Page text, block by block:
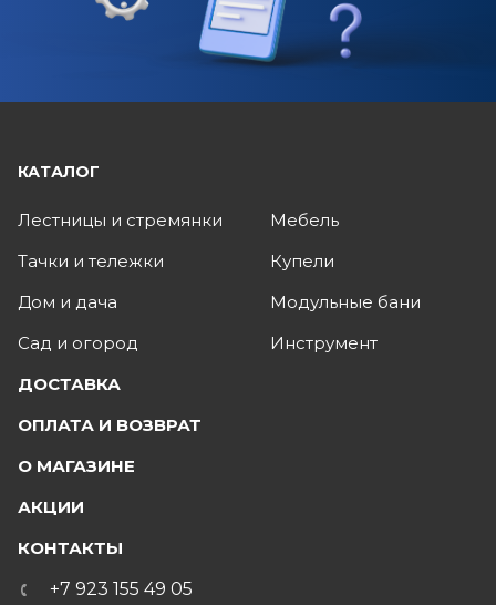
КАТАЛОГ
Лестницы и стремянки
Тачки и тележки
Дом и дача
Сад и огород
Мебель
Купели
Модульные бани
Инструмент
ДОСТАВКА
ОПЛАТА И ВОЗВРАТ
О МАГАЗИНЕ
АКЦИИ
КОНТАКТЫ
+7 923 155 49 05